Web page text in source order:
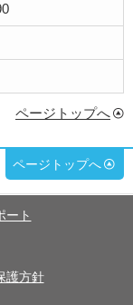
ページトップへ
ページトップへ
ート
護方針